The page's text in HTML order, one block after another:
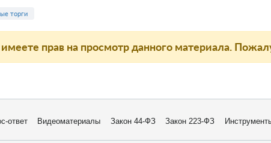
торги
прав на просмотр данного материала.
ответ Видеоматериалы Закон 44-ФЗ Закон 223-ФЗ